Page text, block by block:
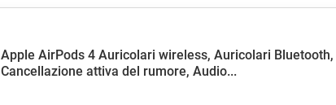
Apple AirPods 4 Auricolari wireless, Auricolari Bluetooth,
Cancellazione attiva del rumore, Audio...